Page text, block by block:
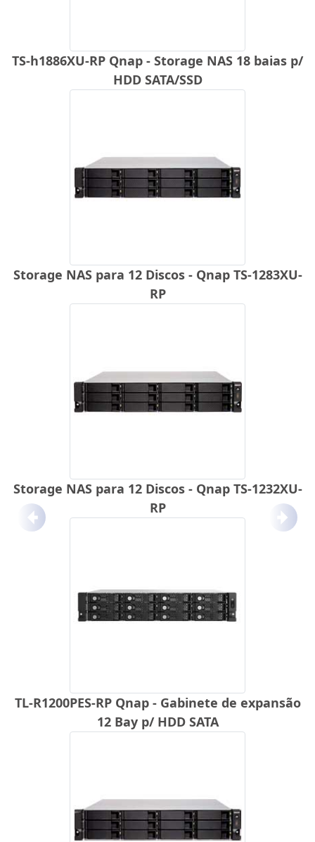
TS-h1886XU-RP Qnap - Storage NAS 18 baias p/
HDD SATA/SSD
Storage NAS para 12 Discos - Qnap TS-1283XU-
RP
Storage NAS para 12 Discos - Qnap TS-1232XU-
RP
TL-R1200PES-RP Qnap - Gabinete de expansão
12 Bay p/ HDD SATA
Anterior